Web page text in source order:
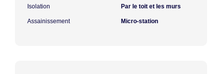
Isolation Par le toit et les murs
Assainissement Micro-station